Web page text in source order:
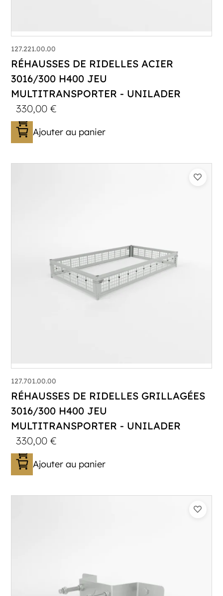
127.221.00.00
RÉHAUSSES DE RIDELLES ACIER
3016/300 H400 JEU
MULTITRANSPORTER - UNILADER
330,00€
Ajouter au panier
127.701.00.00
RÉHAUSSES DE RIDELLES GRILLAGÉES
3016/300 H400 JEU
MULTITRANSPORTER - UNILADER
330,00€
Ajouter au panier